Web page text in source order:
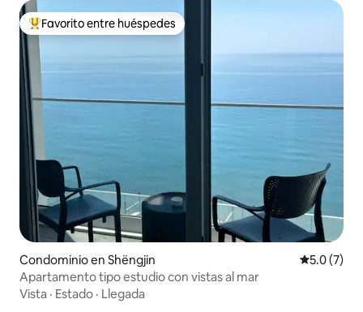
De los mejores en Favorito entre huéspedes
Favorito entre huéspedes
Condominio en Shëngjin
5.0 (7)
Apartamento tipo estudio con vistas al mar
Vista · Estado · Llegada